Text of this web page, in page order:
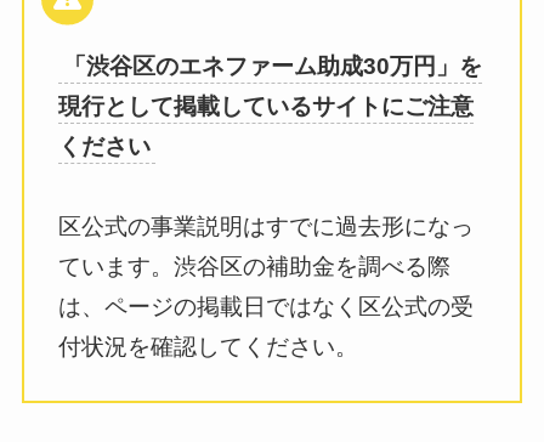
「渋谷区のエネファーム助成30万円」を
現行として掲載しているサイトにご注意
ください
区公式の事業説明はすでに過去形になっ
ています。渋谷区の補助金を調べる際
は、ページの掲載日ではなく区公式の受
付状況を確認してください。